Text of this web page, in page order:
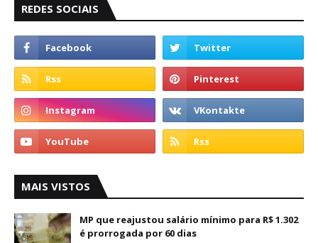
REDES SOCIAIS
MAIS VISTOS
MP que reajustou salário mínimo para R$ 1.302
é prorrogada por 60 dias